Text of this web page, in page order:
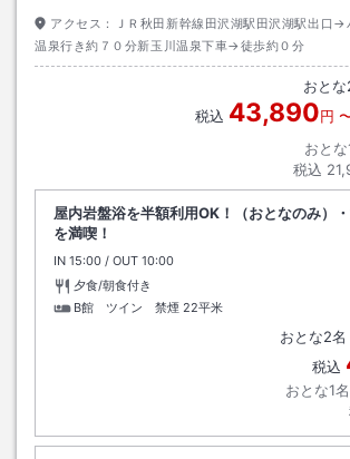
アクセス：
ＪＲ秋田新幹線田沢湖駅田沢湖駅出口→
温泉行き約７０分新玉川温泉下車→徒歩約０分
おとな
税込 43,890円
おと
税込
屋内岩盤浴を半額利用OK！（おとなのみ）
を満喫！
IN チェックイン
15:00 / OUT チェックアウト
10:00
夕食/朝食付き
B館 ツイン 禁煙 22平米
おとな2名
税込
おとな1